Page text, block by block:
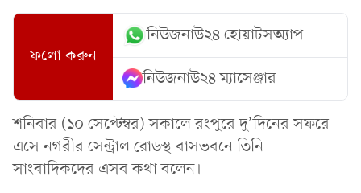
ফলো করুন
নিউজনাউ২৪ হোয়াটসঅ্যাপ
নিউজনাউ২৪ ম্যাসেঞ্জার
শনিবার (১০ সেপ্টেম্বর) সকালে রংপুরে দু’দিনের সফরে
এসে নগরীর সেন্ট্রাল রোডস্থ বাসভবনে তিনি
সাংবাদিকদের এসব কথা বলেন।